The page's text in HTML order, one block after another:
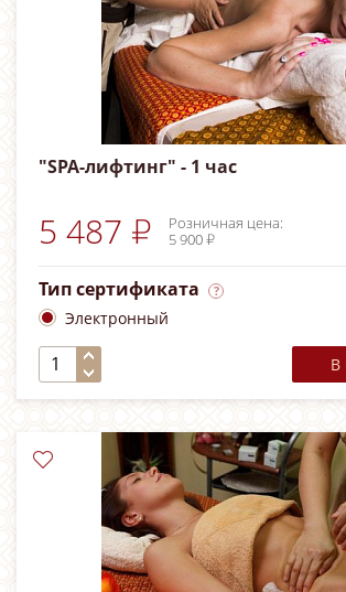
"SPA-лифтинг" - 1 час
5 487 ₽
Розничная цена:
5 900 ₽
Тип сертификата
Электронный
В